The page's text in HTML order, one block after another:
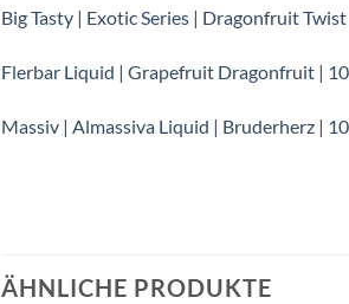
Big Tasty | Exotic Series | Dragonfruit
Flerbar Liquid | Grapefruit Dragonfruit |
Massiv | Almassiva Liquid | Bruderherz |
ÄHNLICHE PRODUKTE